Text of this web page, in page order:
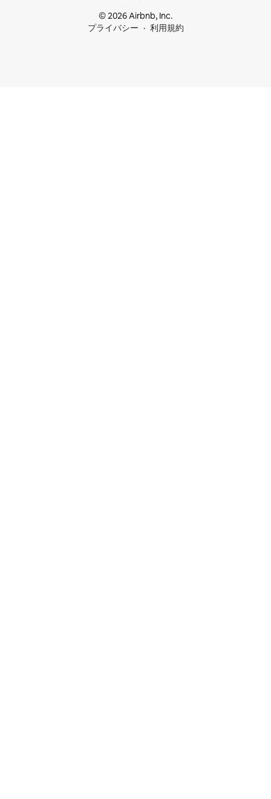
© 2026 Airbnb, Inc.
プライバシー
利用規約